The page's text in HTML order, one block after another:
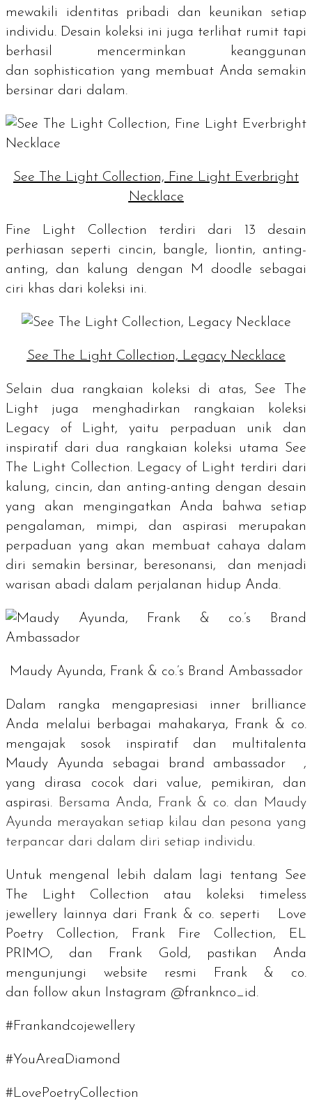
mewakili identitas pribadi dan keunikan setiap
individu. Desain koleksi ini juga terlihat rumit tapi
berhasil mencerminkan keanggunan
dan sophistication yang membuat Anda semakin
bersinar dari dalam.
See The Light Collection, Fine Light Everbright
Necklace
Fine Light Collection terdiri dari 13 desain
perhiasan seperti cincin,
bangle, liontin, anting-
anting, dan kalung dengan M doodle sebagai
ciri khas dari koleksi ini.
See The Light Collection, Legacy Necklace
Selain dua rangkaian koleksi di atas, See The
Light juga menghadirkan rangkaian koleksi
Legacy of Light, yaitu perpaduan unik dan
inspiratif dari dua rangkaian koleksi utama See
The Light Collection. Legacy of Light terdiri dari
kalung, cincin, dan anting-anting dengan desain
yang akan mengingatkan Anda bahwa setiap
pengalaman, mimpi, dan aspirasi merupakan
perpaduan yang akan membuat cahaya dalam
diri semakin bersinar, beresonansi, dan menjadi
warisan abadi dalam perjalanan hidup Anda.
Maudy Ayunda, Frank & co.’s Brand Ambassador
Dalam rangka mengapresiasi inner brilliance
Anda melalui berbagai mahakarya, Frank & co.
mengajak sosok inspiratif dan multitalenta
Maudy Ayunda sebagai
brand ambassador ,
yang dirasa cocok darivalue, pemikiran, dan
aspirasi. Bersama Anda, Frank & co. dan Maudy
Ayunda merayakan setiap kilau dan pesona yang
terpancar dari dalam diri setiap individu.
Untuk mengenal lebih dalam lagi tentang See
The Light Collection atau koleksi timeless
jewellery lainnya dari Frank & co. seperti
Love
Poetry Collection, Frank Fire Collection,
EL
PRIMO, dan Frank Gold, pastikan Anda
mengunjungi website resmi Frank & co.
dan follow akun Instagram @franknco_id.
#Frankandcojewellery
#YouAreaDiamond
#LovePoetryCollection